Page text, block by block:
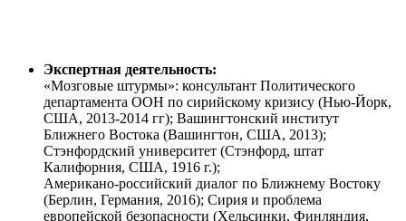
Экспертная деятельность:
«Мозговые штурмы»: консультант Политического
департамента ООН по сирийскому кризису (Нью-Йорк,
США, 2013-2014 гг); Вашингтонский институт
Ближнего Востока (Вашингтон, США, 2013);
Стэнфордский университет (Стэнфорд, штат
Калифорния, США, 1916 г.);
Американо-российский диалог по Ближнему Востоку
(Берлин, Германия, 2016); Сирия и проблема
европейской безопасности (Хельсинки, Финляндия,